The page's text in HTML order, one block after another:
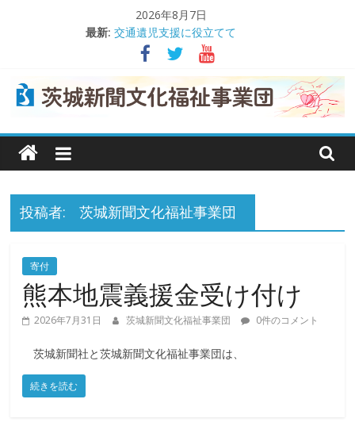
ッ
2026年8月7日
最新: 交通遺児支援に役立てて
「希望の翼」2026年度休止
熊本地震義援金受け付け
茨城日産自動車が交通遺児支援
理事会で事業報告や決算を承認
茨
城
新
聞
文
化
福
投稿者: 茨城新聞文化福祉事業団
寄付
熊本地震義援金受け付け
2026年7月31日 茨城新聞文化福祉事業団 0件のコメント
茨城新聞社と茨城新聞文化福祉事業団は、
続きを読む